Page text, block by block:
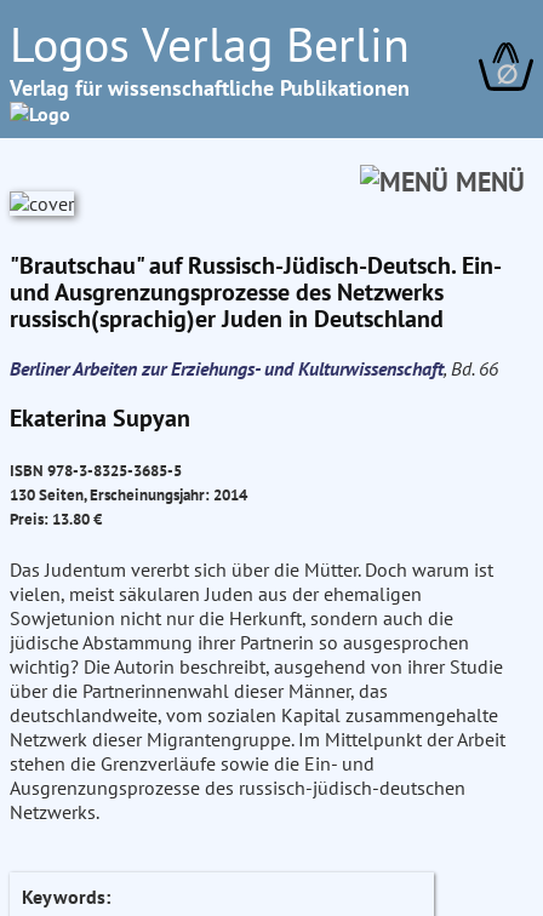
Logos Verlag Berlin
Verlag für wissenschaftliche Publikationen ∅
MENÜ
"Brautschau" auf Russisch-Jüdisch-Deutsch. Ein-
und Ausgrenzungsprozesse des Netzwerks
russisch(sprachig)er Juden in Deutschland
Berliner Arbeiten zur Erziehungs- und Kulturwissenschaft, Bd. 66
Ekaterina Supyan
ISBN 978-3-8325-3685-5
130 Seiten, Erscheinungsjahr: 2014
Preis: 13.80 €
Das Judentum vererbt sich über die Mütter. Doch warum ist
vielen, meist säkularen Juden aus der ehemaligen
Sowjetunion nicht nur die Herkunft, sondern auch die
jüdische Abstammung ihrer Partnerin so ausgesprochen
wichtig? Die Autorin beschreibt, ausgehend von ihrer Studie
über die Partnerinnenwahl dieser Männer, das
deutschlandweite, vom sozialen Kapital zusammengehalte
Netzwerk dieser Migrantengruppe. Im Mittelpunkt der Arbeit
stehen die Grenzverläufe sowie die Ein- und
Ausgrenzungsprozesse des russisch-jüdisch-deutschen
Netzwerks.
Keywords: